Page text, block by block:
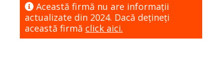
Această firmă nu are informaţii
actualizate din 2024. Dacă dețineți
această firmă click aici.